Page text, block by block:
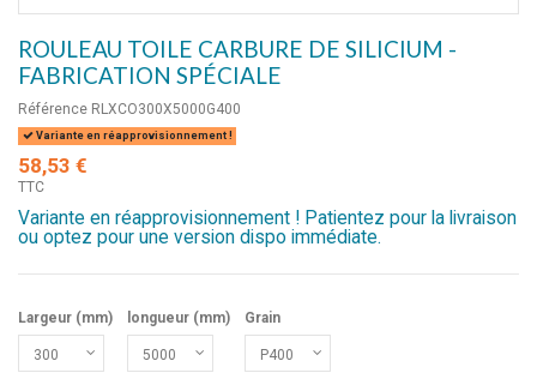
ROULEAU TOILE CARBURE DE SILICIUM -
FABRICATION SPÉCIALE
Référence RLXCO300X5000G400
Variante en réapprovisionnement !
58,53 €
TTC
Variante en réapprovisionnement ! Patientez pour la livraison
ou optez pour une version dispo immédiate.
Largeur (mm) longueur (mm) Grain